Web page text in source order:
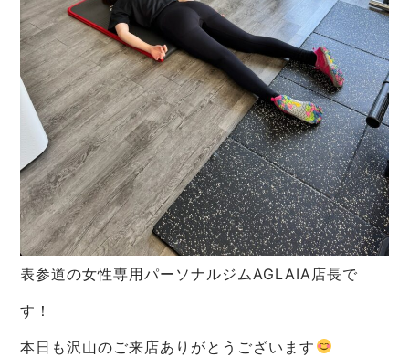
表参道の女性専用パーソナルジムAGLAIA店長で
す！
本日も沢山のご来店ありがとうございます